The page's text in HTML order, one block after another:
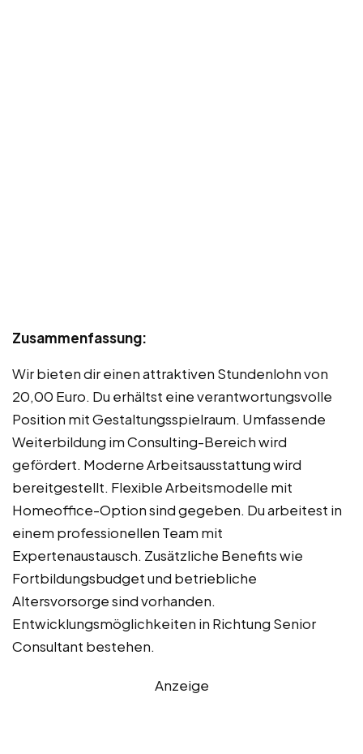
Zusammenfassung:
Wir bieten dir einen attraktiven Stundenlohn von
20,00 Euro. Du erhältst eine verantwortungsvolle
Position mit Gestaltungsspielraum. Umfassende
Weiterbildung im Consulting-Bereich wird
gefördert. Moderne Arbeitsausstattung wird
bereitgestellt. Flexible Arbeitsmodelle mit
Homeoffice-Option sind gegeben. Du arbeitest in
einem professionellen Team mit
Expertenaustausch. Zusätzliche Benefits wie
Fortbildungsbudget und betriebliche
Altersvorsorge sind vorhanden.
Entwicklungsmöglichkeiten in Richtung Senior
Consultant bestehen.
Anzeige